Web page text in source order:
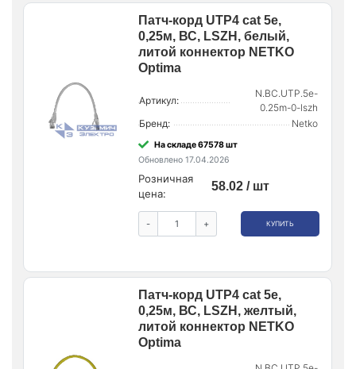
Патч-корд UTP4 cat 5e,
0,25м, ВС, LSZH, белый,
литой коннектор NETKO
Optima
Артикул:
N.BC.UTP.5e-
0.25m-0-lszh
Бренд:
Netko
На складе 67578 шт
Обновлено 17.04.2026
Розничная
цена:
58.02 / шт
- + КУПИТЬ
Патч-корд UTP4 cat 5e,
0,25м, ВС, LSZH, желтый,
литой коннектор NETKO
Optima